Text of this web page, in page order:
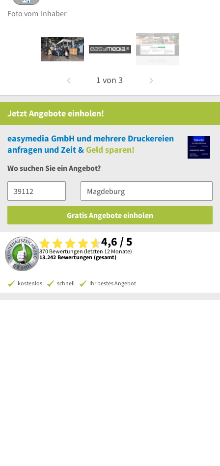
Foto vom Inhaber
1 von 3
Jetzt Angebote einholen!
easymedia GmbH und mehrere Druckereien
anfragen und Zeit &Geld sparen!
Wo suchen Sie ein Angebot?
Gratis Angebote einholen
4,6 / 5
870 Bewertungen (letzten 12 Monate)
13.242 Bewertungen (gesamt)
kostenlos schnell Ihr bestes Angebot